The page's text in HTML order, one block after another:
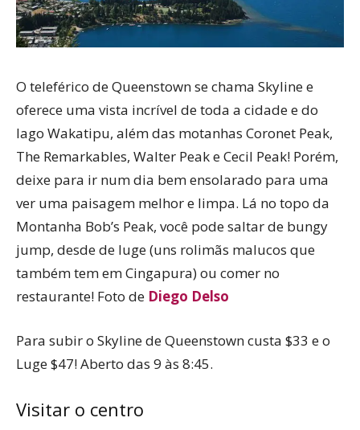
O teleférico de Queenstown se chama Skyline e
oferece uma vista incrível de toda a cidade e do
lago Wakatipu, além das motanhas Coronet Peak,
The Remarkables, Walter Peak e Cecil Peak! Porém,
deixe para ir num dia bem ensolarado para uma
ver uma paisagem melhor e limpa. Lá no topo da
Montanha Bob’s Peak, você pode saltar de bungy
jump, desde de luge (uns rolimãs malucos que
também tem em Cingapura) ou comer no
restaurante! Foto de Diego Delso
Para subir o Skyline de Queenstown custa $33 e o
Luge $47! Aberto das 9 às 8:45.
Visitar o centro